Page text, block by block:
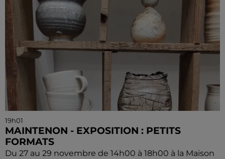
19h01
MAINTENON - EXPOSITION : PETITS
FORMATS
Du 27 au 29 novembre de 14h00 à 18h00 à la Maison